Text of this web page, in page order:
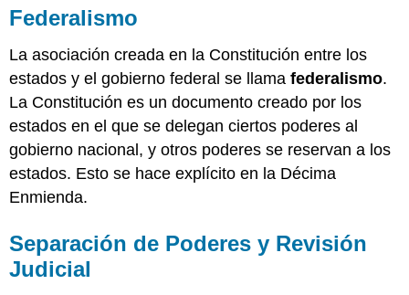
Federalismo
La asociación creada en la Constitución entre los
estados y el gobierno federal se llamafederalismo.
La Constitución es un documento creado por los
estados en el que se delegan ciertos poderes al
gobierno nacional, y otros poderes se reservan a los
estados. Esto se hace explícito en la Décima
Enmienda.
Separación de Poderes y Revisión
Judicial